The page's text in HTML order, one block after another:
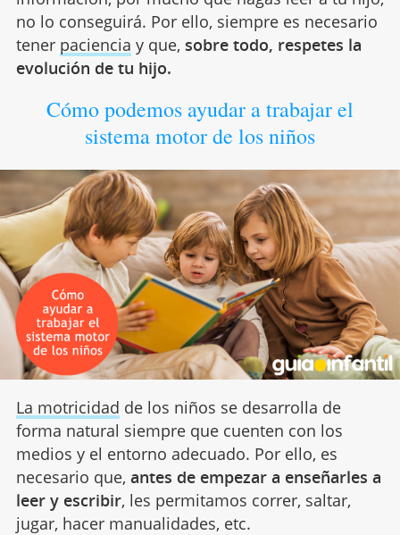
no lo conseguirá. Por ello, siempre es necesario
tener paciencia y que, sobre todo, respetes la
evolución de tu hijo.
Cómo podemos ayudar a trabajar el
sistema motor de los niños
La motricidad de los niños se desarrolla de
forma natural siempre que cuenten con los
medios y el entorno adecuado. Por ello, es
necesario que, antes de empezar a enseñarles a
leer y escribir, les permitamos correr, saltar,
jugar, hacer manualidades, etc.